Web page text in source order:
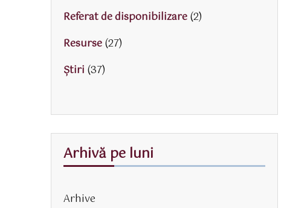
Referat de disponibilizare(2)
Resurse(27)
Știri (37)
Arhivă pe luni
Arhive